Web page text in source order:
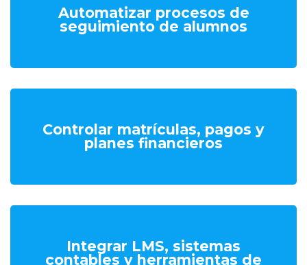
Automatizar procesos de
seguimiento de alumnos
Controlar matrículas, pagos y
planes financieros
Integrar LMS, sistemas
contables y herramientas de